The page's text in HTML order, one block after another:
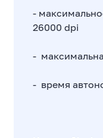
-
26000 dpi
-
- время